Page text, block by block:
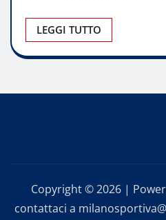
LEGGI TUTTO
Copyright © 2026 |
contattaci a